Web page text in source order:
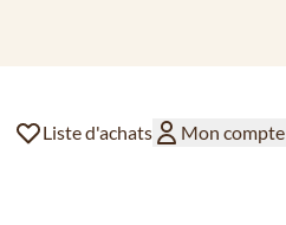
Liste d'achats Mon compte